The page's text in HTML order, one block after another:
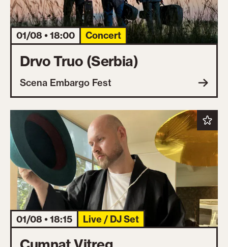
01/08 • 18:00 Concert
Drvo Truo (Serbia)
Scena Embargo Fest
01/08 • 18:15 Live / DJ Set